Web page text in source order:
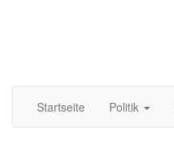
Startseite
Politik